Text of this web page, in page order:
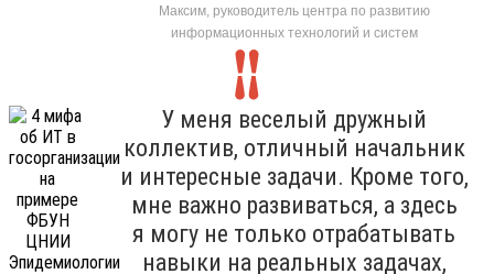
Максим, руководитель центра по развитию
информационных технологий и систем
У меня веселый дружный
коллектив, отличный начальник
и интересные задачи. Кроме того,
мне важно развиваться, а здесь
я могу не только отрабатывать
навыки на реальных задачах,